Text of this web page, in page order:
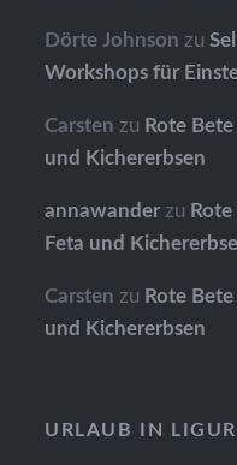
Dörte Johnson zu
Workshops für
Carsten zu Rote
und Kichererbsen
annawander zu
Feta und
Carsten zu Rote
und Kichererbsen
URLAUB IN